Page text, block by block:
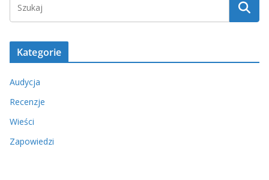
Kategorie
Audycja
Recenzje
Wieści
Zapowiedzi